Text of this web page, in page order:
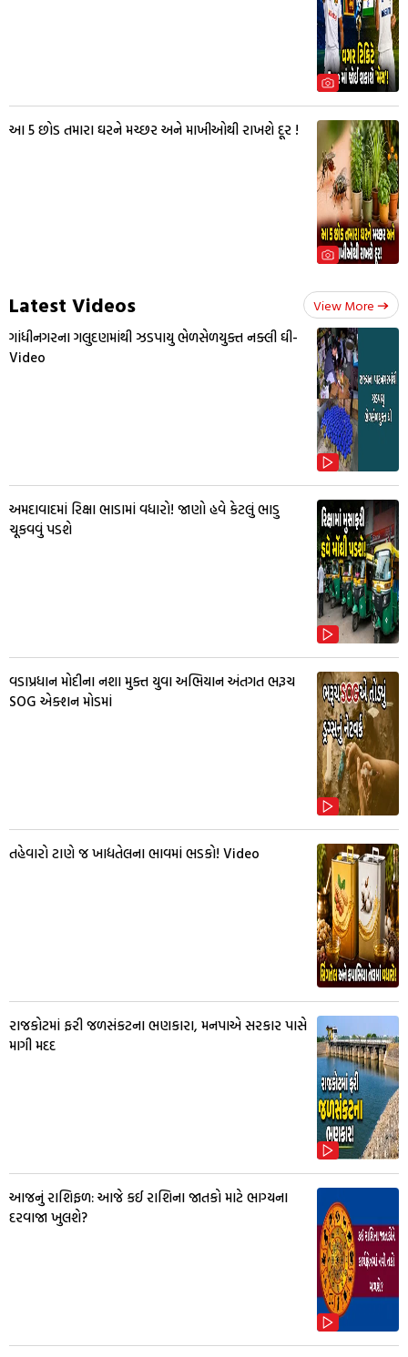
આ 5 છોડ તમારા ઘરને મચ્છર અને માખીઓથી રાખશે દૂર !
Latest Videos View More
ગાંધીનગરના ગલુદણમાંથી ઝડપાયુ ભેળસેળયુક્ત નક્લી ઘી-
Video
અમદાવાદમાં રિક્ષા ભાડામાં વધારો! જાણો હવે કેટલું ભાડુ
ચૂકવવું પડશે
વડાપ્રધાન મોદીના નશા મુક્ત યુવા અભિયાન અંતગત ભરૂચ
SOG એક્શન મોડમાં
તહેવારો ટાણે જ ખાદ્યતેલના ભાવમાં ભડકો! Video
રાજકોટમાં ફરી જળસંકટના ભણકારા, મનપાએ સરકાર પાસે
માગી મદદ
આજનું રાશિફળ: આજે કઈ રાશિના જાતકો માટે ભાગ્યના
દરવાજા ખુલશે?